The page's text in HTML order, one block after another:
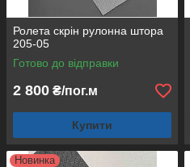
Ролета скрін рулонна штора
205-05
Готово до відправки
2 800 ₴/пог.м
Купити
Новинка